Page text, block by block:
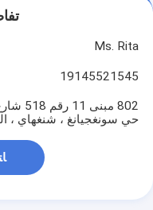
Ms. Rita
19145521545
802
حي سونغجيانغ ، شنغهاي ،